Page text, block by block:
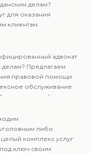
делам?
для оказания
клиентам.
и юридических
клиенту.
адвокат
Предлагаем
правовой помощи
обслуживание
подход к
либо
комплекс услуг
ключ своим